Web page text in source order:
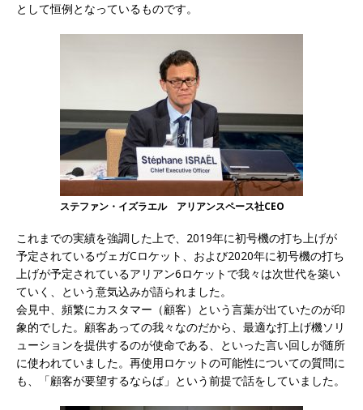
として恒例となっているものです。
ステファン・イズラエル アリアンスペース社CEO
これまでの実績を強調した上で、2019年に初号機の打ち上げが
予定されているヴェガCロケット、および2020年に初号機の打ち
上げが予定されているアリアン6ロケットで我々は次世代を築い
ていく、という意気込みが語られました。
会見中、頻繁にカスタマー（顧客）という言葉が出ていたのが印
象的でした。顧客あっての我々なのだから、最適な打上げ機ソリ
ューションを提供するのが使命である、といった言い回しが随所
に使われていました。再使用ロケットの可能性についての質問に
も、「顧客が要望するならば」という前提で話をしていました。